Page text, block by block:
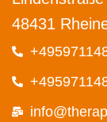
48431